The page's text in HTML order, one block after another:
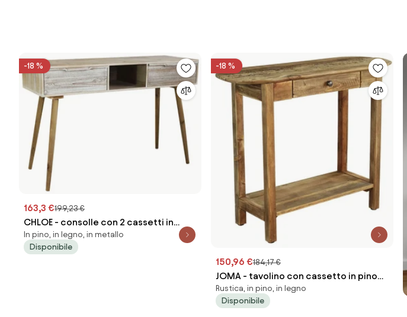
-18 %
163,3 €199,23 €
CHLOE - consolle con 2 cassetti in
legno di paulownia e mdf industrial
In pino, in legno, in metallo
Disponibile
-18 %
150,96 €184,17 €
JOMA - tavolino con cassetto in pino
riciclato
Rustica, in pino, in legno
Disponibile